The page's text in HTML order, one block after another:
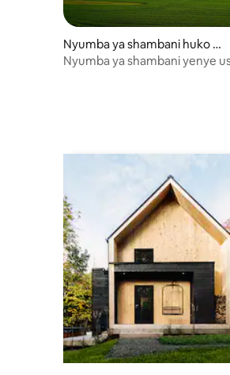
Nyumba ya shambani huko N
ew Glasgow
Nyumba ya shambani yenye